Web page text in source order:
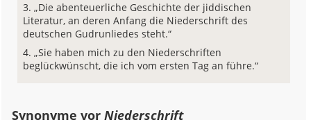
„Die abenteuerliche Geschichte der jiddischen
Literatur, an deren Anfang die Niederschrift des
deutschen Gudrunliedes steht.“
„Sie haben mich zu den Niederschriften
beglückwünscht, die ich vom ersten Tag an führe.“
Synonyme vorNiederschrift